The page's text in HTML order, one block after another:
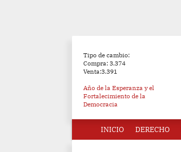
Tipo de cambio:
Compra: 3.374
Venta:3.391
Año de la Esperanza y el
Fortalecimiento de la
Democracia
INICIO DERECHO